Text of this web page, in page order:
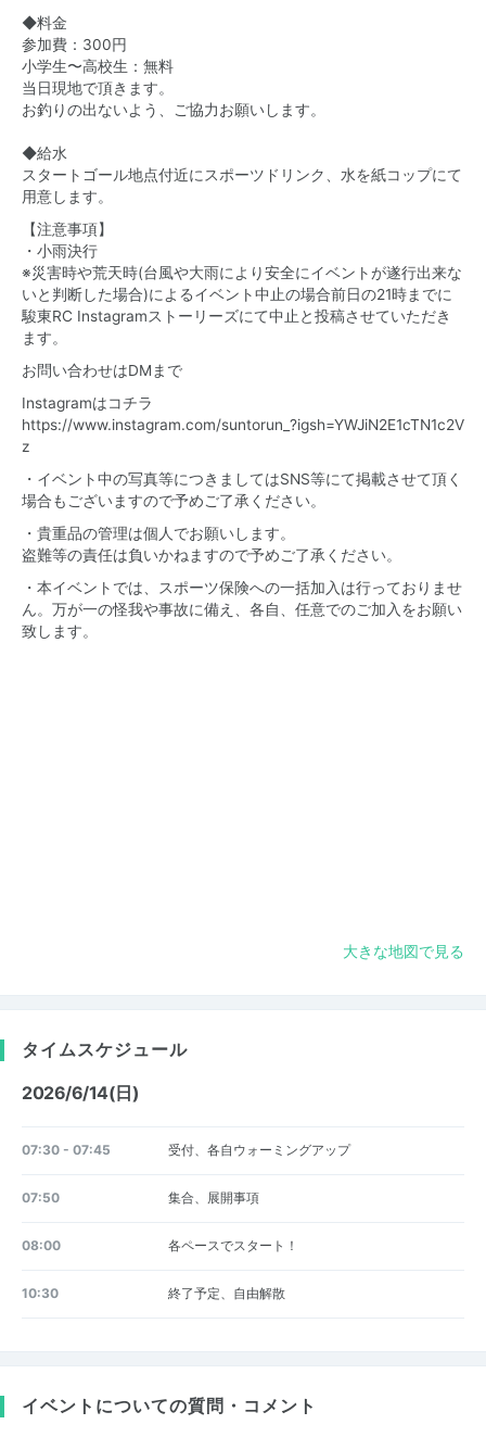
◆料金
参加費：300円
小学生〜高校生：無料
当日現地で頂きます。
お釣りの出ないよう、ご協力お願いします。
◆給水
スタートゴール地点付近にスポーツドリンク、水を紙コップにて
用意します。
【注意事項】
・小雨決行
※災害時や荒天時(台風や大雨により安全にイベントが遂行出来な
いと判断した場合)によるイベント中止の場合前日の21時までに
駿東RC Instagramストーリーズにて中止と投稿させていただき
ます。
お問い合わせはDMまで
Instagramはコチラ
https://www.instagram.com/suntorun_?igsh=YWJiN2E1cTN1c2V
z
・イベント中の写真等につきましてはSNS等にて掲載させて頂く
場合もございますので予めご了承ください。
・貴重品の管理は個人でお願いします。
盗難等の責任は負いかねますので予めご了承ください。
・本イベントでは、スポーツ保険への一括加入は行っておりませ
ん。万が一の怪我や事故に備え、各自、任意でのご加入をお願い
致します。
大きな地図で見る
タイムスケジュール
2026/6/14(日)
07:30 - 07:45 受付、各自ウォーミングアップ
07:50 集合、展開事項
08:00 各ペースでスタート！
10:30 終了予定、自由解散
イベントについての質問・コメント